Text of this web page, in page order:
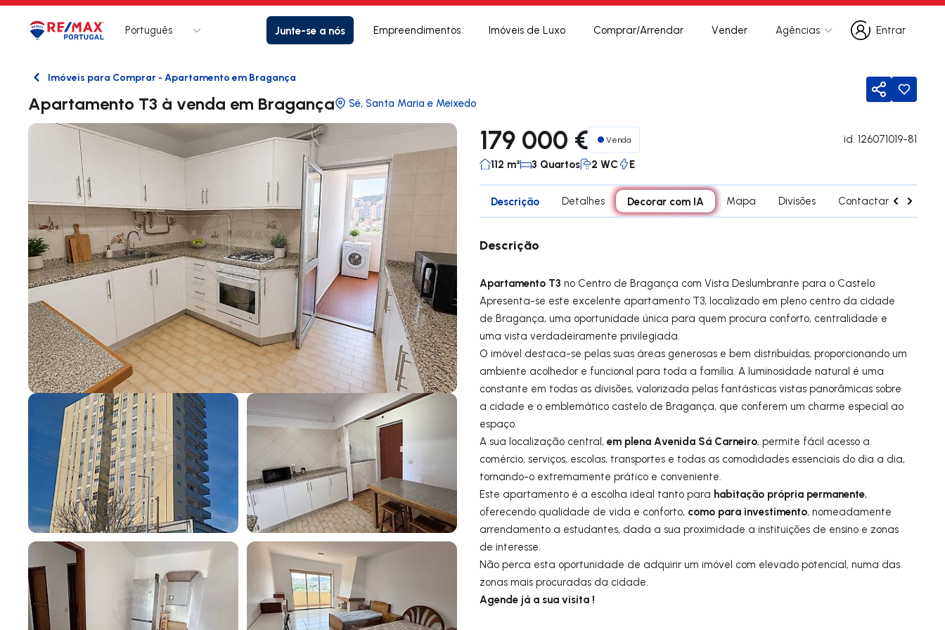
Logo Ir para página inicial
Português Junte-se a nós Empreendimentos Imóveis de Luxo Comprar/Arrendar Vender Agências
Entrar
Entrar
VoltarImóveis para Comprar - Apartamento em Bragança
Apartamento T3 à venda em Bragança Sé, Santa Maria e Meixedo Partilhar
179 000 € Venda id. 126071019-81
112 m² 3 Quartos 2 WC E
Descrição Detalhes Decorar com IA Mapa Divisões Contactar agente
Descrição
Apartamento T3 no Centro de Bragança com Vista Deslumbrante para o Castelo
Apresenta-se este excelente apartamento T3, localizado em pleno centro da cidade
de Bragança, uma oportunidade única para quem procura conforto, centralidade e
uma vista verdadeiramente privilegiada.
O imóvel destaca-se pelas suas áreas generosas e bem distribuídas, proporcionando um
ambiente acolhedor e funcional para toda a família. A luminosidade natural é uma
constante em todas as divisões, valorizada pelas fantásticas vistas panorâmicas sobre
a cidade e o emblemático castelo de Bragança, que conferem um charme especial ao
espaço.
A sua localização central, em plena Avenida Sá Carneiro, permite fácil acesso a
comércio, serviços, escolas, transportes e todas as comodidades essenciais do dia a dia,
tornando-o extremamente prático e conveniente.
Este apartamento é a escolha ideal tanto para habitação própria permanente,
oferecendo qualidade de vida e conforto, como para investimento, nomeadamente
arrendamento a estudantes, dada a sua proximidade a instituições de ensino e zonas
de interesse.
Não perca esta oportunidade de adquirir um imóvel com elevado potencial, numa das
zonas mais procuradas da cidade.
Agende já a sua visita !